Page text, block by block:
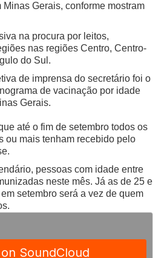
Gerais, conforme mostram
na procura por leitos,
nas regiões Centro, Centro-
do Sul.
de imprensa do secretário foi o
de vacinação por idade
Gerais.
até o fim de setembro todos os
ou mais tenham recebido pelo
pessoas com idade entre
neste mês. Já as de 25 e
setembro será a vez de quem